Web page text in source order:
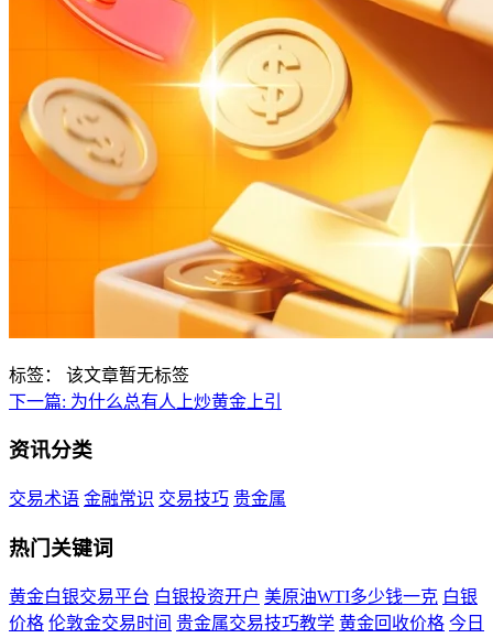
标签：
该文章暂无标签
下一篇: 为什么总有人上炒黄金上引
资讯分类
交易术语 金融常识 交易技巧 贵金属
热门关键词
黄金白银交易平台 白银投资开户 美原油WTI多少钱一克 白银
价格 伦敦金交易时间 贵金属交易技巧教学 黄金回收价格 今日